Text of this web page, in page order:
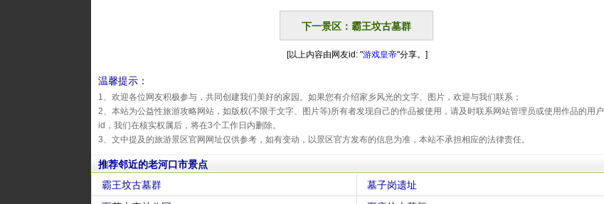
下一景区：霸王坟古墓群
[以上内容由网友id: "游戏皇帝"分享。]
温馨提示：
1、欢迎各位网友积极参与，共同创建我们美好的家园。如果您有介绍家乡风光的文字、图片，欢迎与我们联系；
2、本站为公益性旅游攻略网站，如版权(不限于文字、图片等)所有者发现自己的作品被使用，请及时联系网站管理员或使用作品的用户
id，我们在核实权属后，将在3个工作日内删除。
3、文中提及的旅游景区官网网址仅供参考，如有变动，以景区官方发布的信息为准，本站不承担相应的法律责任。
推荐邻近的老河口市景点
霸王坟古墓群
墓子岗遗址